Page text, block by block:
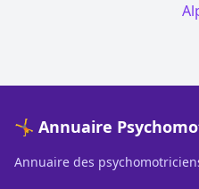
🤸 Annuaire
Annuaire des